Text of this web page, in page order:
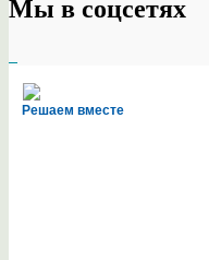
Мы в соцсетях
Решаем вместе